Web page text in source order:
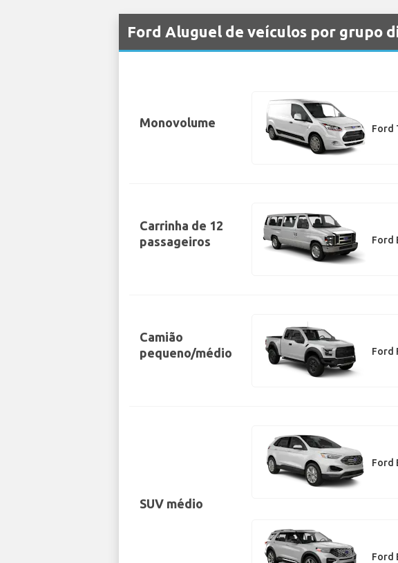
Ford Aluguel de veículos por grupo
Monovolume Ford
Carrinha de 12
passageiros
Ford
Camião
pequeno/médio
Ford
SUV médio
Ford
Ford